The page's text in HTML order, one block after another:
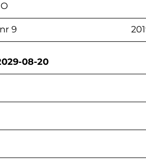
9
08-20